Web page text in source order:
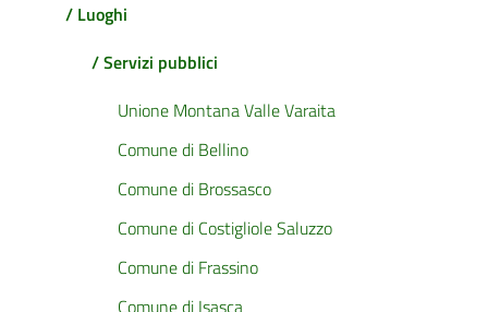
/ Luoghi
/ Servizi pubblici
Unione Montana Valle Varaita
Comune di Bellino
Comune di Brossasco
Comune di Costigliole Saluzzo
Comune di Frassino
Comune di Isasca